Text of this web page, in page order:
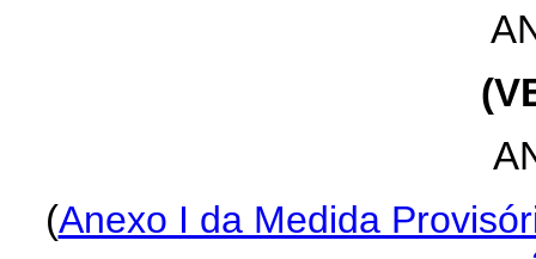
(Anexo I da Medida